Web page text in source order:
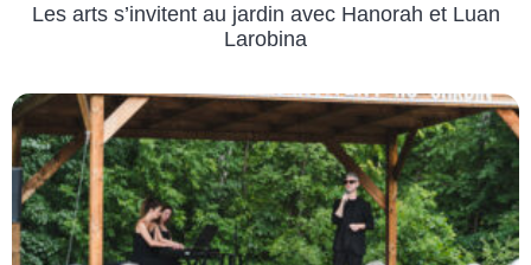
Les arts s’invitent au jardin avec Hanorah et Luan
Larobina